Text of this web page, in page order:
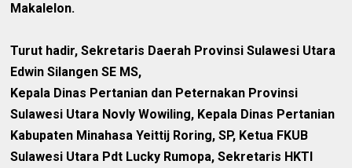
Makalelon.
Turut hadir, Sekretaris Daerah Provinsi Sulawesi Utara
Edwin Silangen SE MS,
Kepala Dinas Pertanian dan Peternakan Provinsi
Sulawesi Utara Novly Wowiling, Kepala Dinas Pertanian
Kabupaten Minahasa Yeittij Roring, SP, Ketua FKUB
Sulawesi Utara Pdt Lucky Rumopa, Sekretaris HKTI